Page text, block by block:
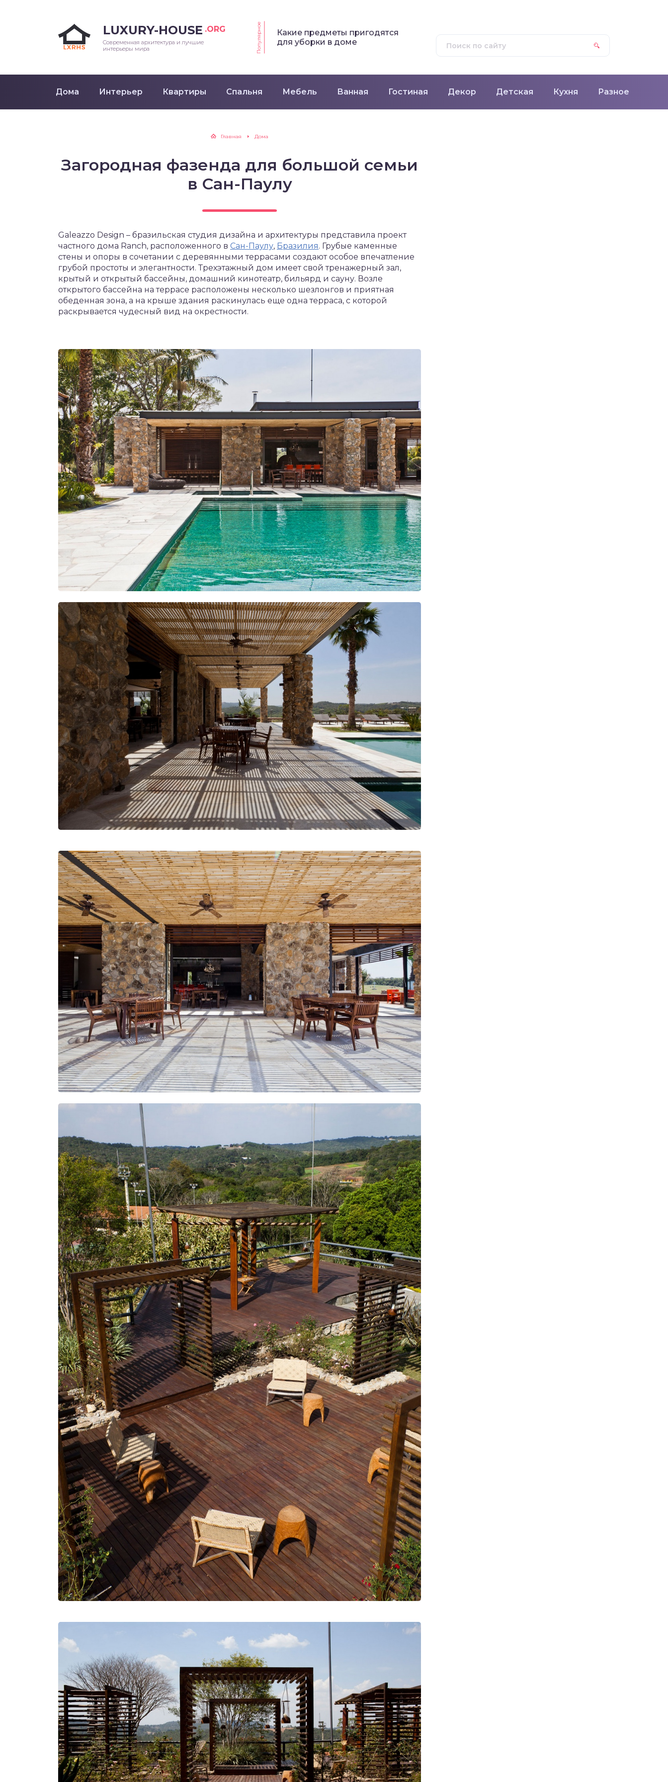
LUXURY-HOUSE .ORG
Современная архитектура и лучшие
интерьеры мира
Популярное
Какие предметы пригодятся
для уборки в доме
Дома Интерьер Квартиры Спальня Мебель Ванная Гостиная Декор Детская Кухня Разное
Главная Дома
Загородная фазенда для большой семьи
в Сан-Паулу
Galeazzo Design – бразильская студия дизайна и архитектуры представила проект
частного дома Ranch, расположенного в Сан-Паулу, Бразилия. Грубые каменные
стены и опоры в сочетании с деревянными террасами создают особое впечатление
грубой простоты и элегантности. Трехэтажный дом имеет свой тренажерный зал,
крытый и открытый бассейны, домашний кинотеатр, бильярд и сауну. Возле
открытого бассейна на террасе расположены несколько шезлонгов и приятная
обеденная зона, а на крыше здания раскинулась еще одна терраса, с которой
раскрывается чудесный вид на окрестности.